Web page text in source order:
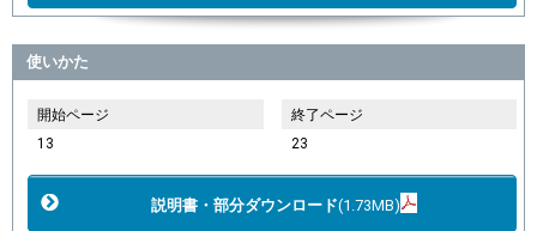
使いかた
開始ページ
13
終了ページ
23
説明書・部分ダウンロード(1.73MB)